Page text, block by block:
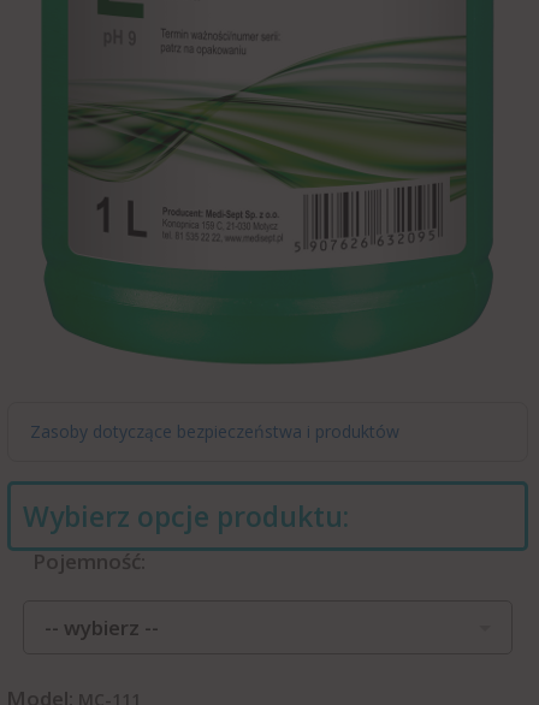
Zasoby dotyczące bezpieczeństwa i produktów
Wybierz opcje produktu:
Pojemność:
-- wybierz --
Model: MC-111